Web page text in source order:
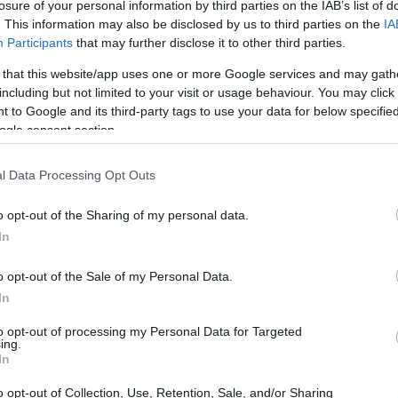
of your personal information by third parties on the IAB’s list of
This information may also be disclosed by us to third parties on the
Participants that may further disclose it to other third parties.
that this website/app uses one or more Google services and may
but not limited to your visit or usage behaviour. You may
to Google and its third-party tags to use your data for below
consent section.
Data Processing Opt Outs
opt-out of the Sharing of my personal data.
opt-out of the Sale of my Personal Data.
opt-out of processing my Personal Data for Targeted
opt-out of Collection, Use, Retention, Sale, and/or Sharing
il centrocampista dell’Arsenal,
causa di un fastidio al ginocchio. “Per
salute del giocatore, è stato escluso dal
Euro 2024 in un comunicato. “Il personale
tutto il processo.” Zubimendi era entrato
venerdì scorso per 3-0 contro la Serbia. Il
di martedì contro l’Egitto a Barcellona.
un ruolo fondamentale a centrocampo
scendendo in campo 44 volte in